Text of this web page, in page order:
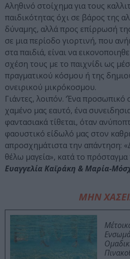
Αληθινό στοίχημα για τους
παιδικότητας όχι σε βάρος της
δύναμης, αλλά προς επίρρωσή
σε μια περίοδο γιορτινή, που
στα παιδιά, είναι να
σχέση τους με το παιχνίδι ως
πραγματικού κόσμου ή της
ονειρικού μικρόκοσμου.
Γιάντες, λοιπόν. ‘Ένα προσωπικό
χαμένο μας εαυτό, ένα
φαντασιακά τίθεται, όταν
φαουστικό είδωλό μας στον
απροσχημάτιστα την απάντηση:
θέλω μαγεία», κατά το
Ευαγγελία Καϊράκη & Μαρία-
ΜΗΝ